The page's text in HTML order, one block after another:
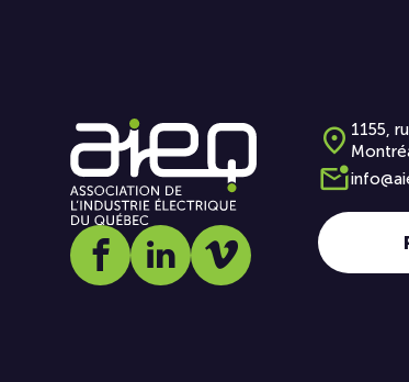
Social media link icon-facebook
Social media link icon-
Social media link
1155,